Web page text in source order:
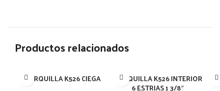
Productos relacionados
HORQUILLA K526 CIEGA HORQUILLA K526 INTERIOR
6 ESTRIAS 1 3/8″